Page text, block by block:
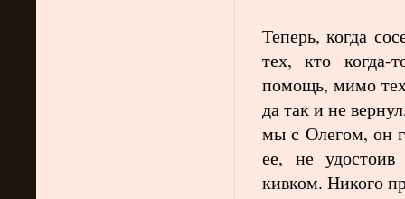
Теперь, когда
тех, кто
помощь, мимо
да так и не
мы с Олегом, он
ее, не удостоив
кивком. Никого